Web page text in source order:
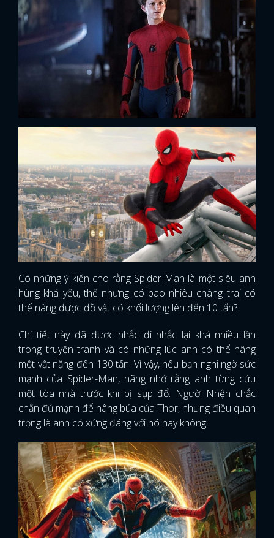
Có những ý kiến cho rằng Spider-Man là một siêu anh
hùng khá yếu, thế nhưng có bao nhiêu chàng trai có
thể nâng được đồ vật có khối lượng lên đến 10 tấn?
Chi tiết này đã được nhắc đi nhắc lại khá nhiều lần
trong truyện tranh và có những lúc anh có thể nâng
một vật nặng đến 130 tấn. Vì vậy, nếu bạn nghi ngờ sức
mạnh của Spider-Man, hãng nhớ rằng anh từng cứu
một tòa nhà trước khi bị sụp đổ. Người Nhện chắc
chắn đủ mạnh để nâng búa của Thor, nhưng điều quan
trọng là anh có xứng đáng với nó hay không.